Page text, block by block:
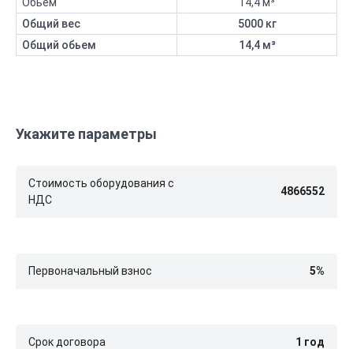
Общий вес
5000 кг
Общий обьем
14,4 м³
Укажите параметры
Стоимость оборудования с
НДС
Первоначальный взнос
Срок договора